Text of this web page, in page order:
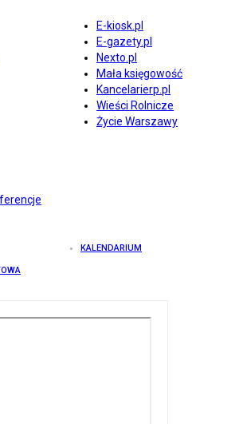
E-kiosk.pl
E-gazety.pl
Nexto.pl
Mała księgowość
Kancelarierp.pl
Wieści Rolnicze
Życie Warszawy
KALENDARIUM